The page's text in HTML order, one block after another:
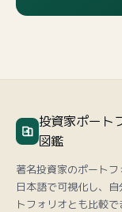
投資家ポート
図鑑
著名投資家のポートフ
日本語で可視化し、自
トフォリオとも比較